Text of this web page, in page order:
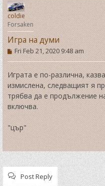
coldie
Forsaken
Игра на думи
P
o
s
t
Fri Feb 21, 2020 9:48 am
Играта е по-различна,
измислена, следващият я
трябва да е продължение
включва.
"цър"
Post Reply